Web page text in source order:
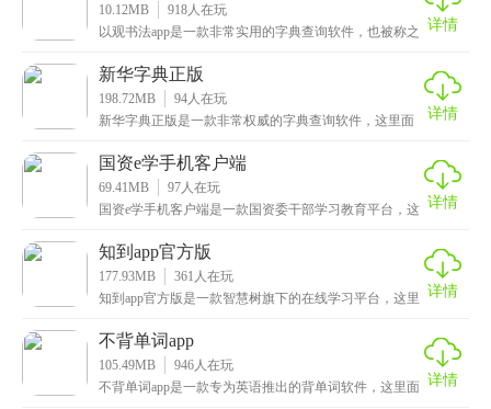
10.12MB 918 人在玩
以观书法app是一款非常实用的字典查询软件，也被称之
详情
新华字典正版
198.72MB 94 人在玩
新华字典正版是一款非常权威的字典查询软件，这里面
务，
详情
国资e学手机客户端
69.41MB 97 人在玩
国资e学手机客户端是一款国资委干部学习教育平台，这
功
详情
知到app官方版
177.93MB 361 人在玩
知到app官方版是一款智慧树旗下的在线学习平台，这里
详情
不背单词app
105.49MB 946 人在玩
不背单词app是一款专为英语推出的背单词软件，这里面 详情